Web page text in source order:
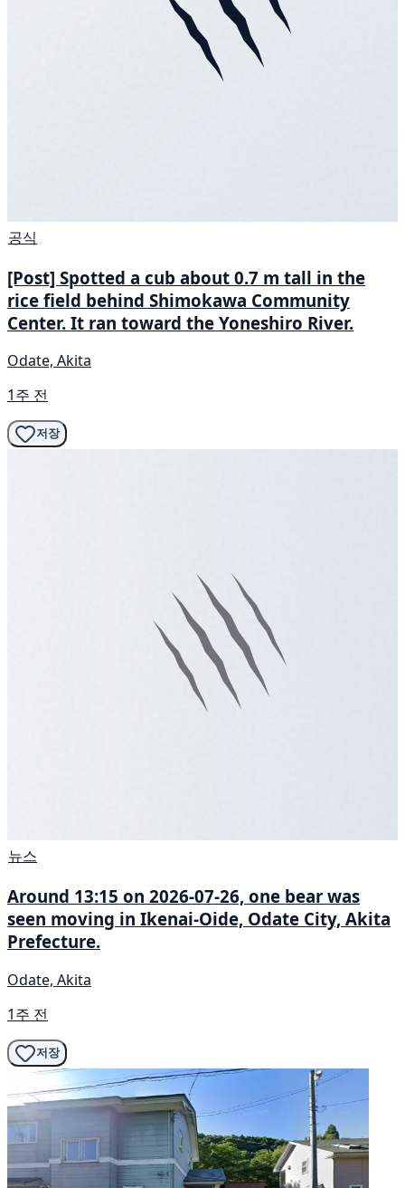
공식
[Post] Spotted a cub about 0.7 m tall in the
rice field behind Shimokawa Community
Center. It ran toward the Yoneshiro River.
Odate, Akita
1주 전
저장
뉴스
Around 13:15 on 2026-07-26, one bear was
seen moving in Ikenai-Oide, Odate City, Akita
Prefecture.
Odate, Akita
1주 전
저장